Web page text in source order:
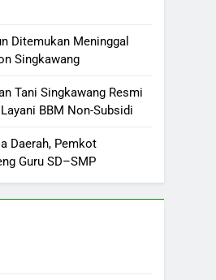
Ditemukan Meninggal
Singkawang
Tani Singkawang Resmi
BBM Non-Subsidi
Daerah, Pemkot
Guru SD–SMP